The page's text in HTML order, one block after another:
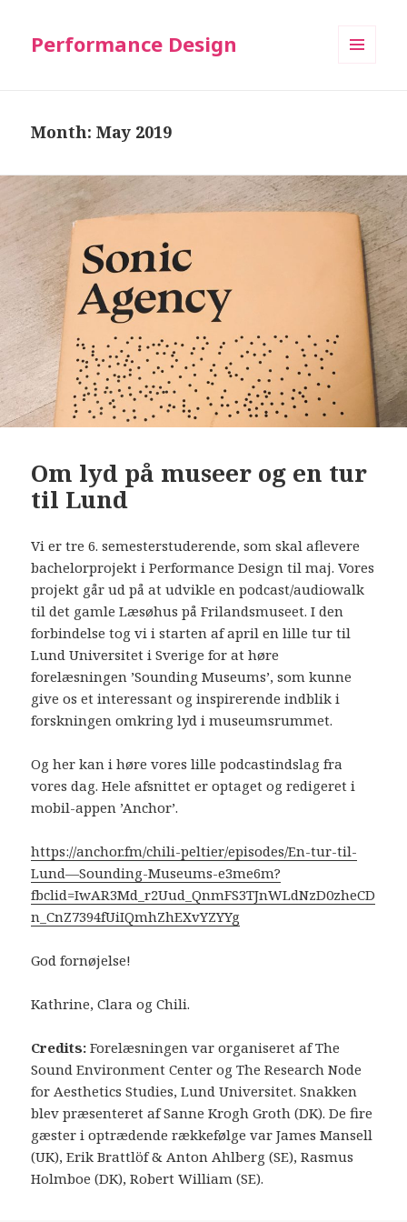
Performance Design
Month: May 2019
Om lyd på museer og en tur
til Lund
Vi er tre 6. semesterstuderende, som skal aflevere
bachelorprojekt i Performance Design til maj. Vores
projekt går ud på at udvikle en podcast/audiowalk
til det gamle Læsøhus på Frilandsmuseet. I den
forbindelse tog vi i starten af april en lille tur til
Lund Universitet i Sverige for at høre
forelæsningen ’Sounding Museums’, som kunne
give os et interessant og inspirerende indblik i
forskningen omkring lyd i museumsrummet.
Og her kan i høre vores lille podcastindslag fra
vores dag. Hele afsnittet er optaget og redigeret i
mobil-appen ’Anchor’.
https://anchor.fm/chili-peltier/episodes/En-tur-til-
Lund—Sounding-Museums-e3me6m?
fbclid=IwAR3Md_r2Uud_QnmFS3TJnWLdNzD0zheCD
n_CnZ7394fUiIQmhZhEXvYZYYg
God fornøjelse!
Kathrine, Clara og Chili.
Credits: Forelæsningen var organiseret af The
Sound Environment Center og The Research Node
for Aesthetics Studies, Lund Universitet. Snakken
blev præsenteret af Sanne Krogh Groth (DK). De fire
gæster i optrædende rækkefølge var James Mansell
(UK), Erik Brattlöf & Anton Ahlberg (SE), Rasmus
Holmboe (DK), Robert William (SE).